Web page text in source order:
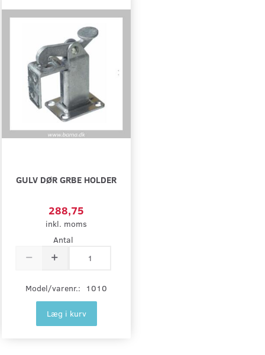
GULV DØR GRBE HOLDER
288,75
inkl. moms
Antal
Model/varenr.: 1010
Læg i kurv